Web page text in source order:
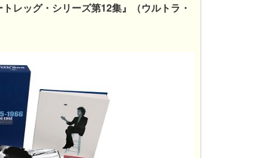
レッグ・シリーズ第12集』（ウルトラ・